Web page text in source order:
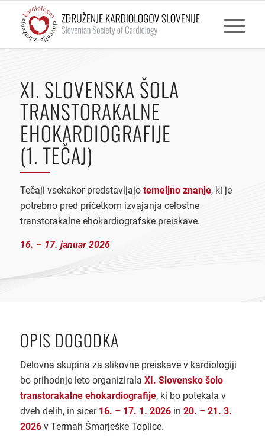
XI. SLOVENSKA ŠOLA
TRANSTORAKALNE
EHOKARDIOGRAFIJE
(1. TEČAJ)
Tečaji vsekakor predstavljajo temeljno znanje, ki je
potrebno pred pričetkom izvajanja celostne
transtorakalne ehokardiografske preiskave.
16. – 17. januar 2026
OPIS DOGODKA
Delovna skupina za slikovne preiskave v kardiologiji
bo prihodnje leto organizirala XI. Slovensko šolo
transtorakalne ehokardiografije, ki bo potekala v
dveh delih, in sicer 16. – 17. 1. 2026in 20. – 21. 3.
2026v Termah Šmarješke Toplice.